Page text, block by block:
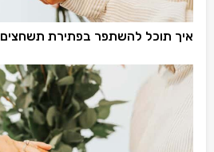
איך תוכל להשתפר בפתירת תשחצים